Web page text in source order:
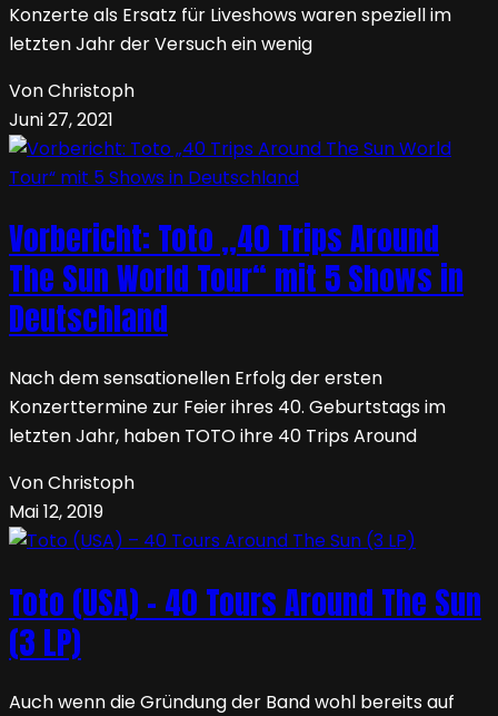
Konzerte als Ersatz für Liveshows waren speziell im
letzten Jahr der Versuch ein wenig
Von Christoph
Juni 27, 2021
Vorbericht: Toto „40 Trips Around
The Sun World Tour“ mit 5 Shows in
Deutschland
Nach dem sensationellen Erfolg der ersten
Konzerttermine zur Feier ihres 40. Geburtstags im
letzten Jahr, haben TOTO ihre 40 Trips Around
Von Christoph
Mai 12, 2019
Toto (USA) – 40 Tours Around The Sun
(3 LP)
Auch wenn die Gründung der Band wohl bereits auf